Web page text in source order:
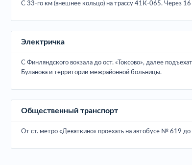
С 33-го км (внешнее кольцо) на трассу 41К-065. Через
Электричка
С Финляндского вокзала до ост. «Токсово», далее
Буланова и территории межрайонной больницы.
Общественный транспорт
От ст. метро «Девяткино» проехать на автобусе № 619